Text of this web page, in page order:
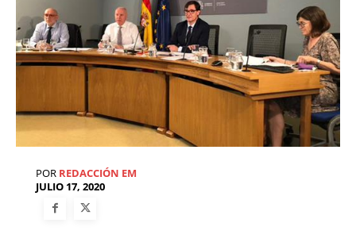
POR REDACCIÓN EM
JULIO 17, 2020